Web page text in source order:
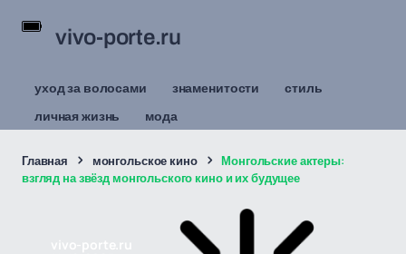
vivo-porte.ru
уход за волосами знаменитости
стиль
личная жизнь
мода
Главная монгольское кино
Монгольские актеры:
взгляд на звёзд монгольского кино и их будущее